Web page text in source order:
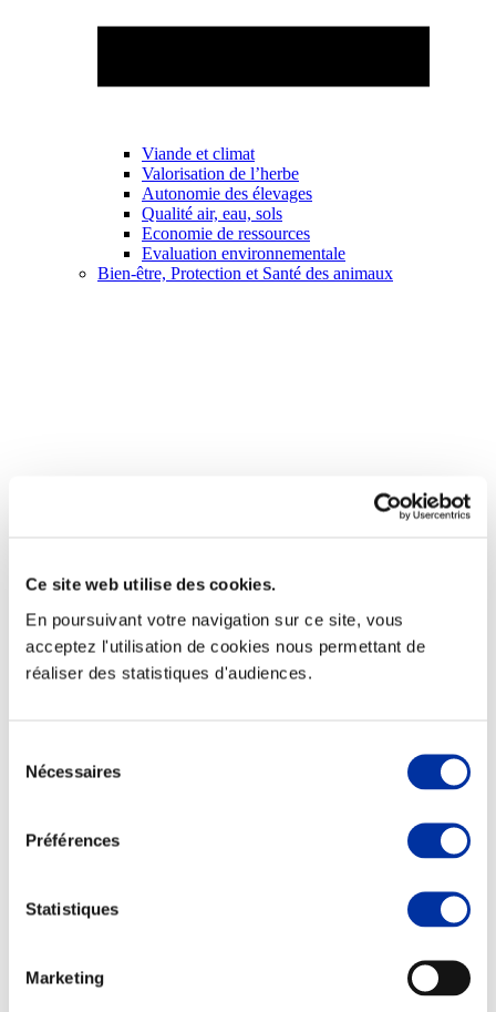
Ce site web utilise des cookies.
En poursuivant votre navigation sur ce site, vous
acceptez l'utilisation de cookies nous permettant de
réaliser des statistiques d'audiences.
Nécessaires
Préférences
Statistiques
Marketing
Viande et climat
Valorisation de l’herbe
Autonomie des élevages
Qualité air, eau, sols
Economie de ressources
Evaluation environnementale
Bien-être, Protection et Santé des animaux
Transport – mise en marché
Abattoir